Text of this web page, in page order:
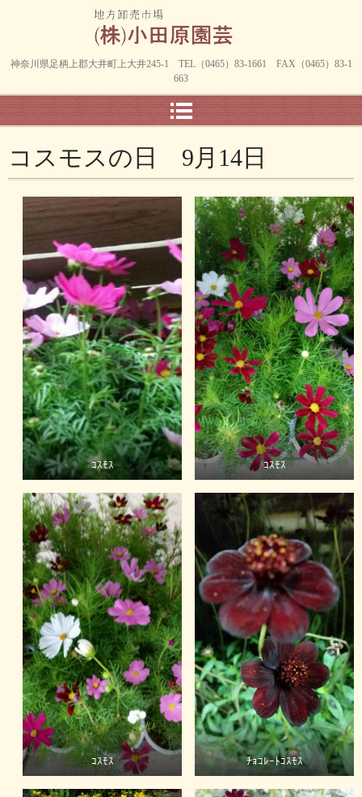
神奈川県足柄上郡大井町上大井245-1 TEL（0465）83-1661 FAX（0465）83-1
663
コスモスの日 9月14日
ｺｽﾓｽ ｺｽﾓｽ
ｺｽﾓｽ ﾁｮｺﾚｰﾄｺｽﾓｽ